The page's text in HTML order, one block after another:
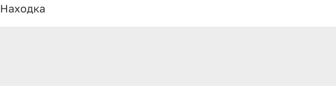
Находка